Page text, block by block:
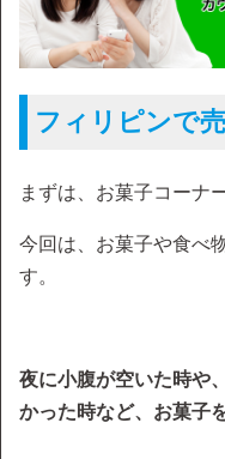
フィリピンで
まずは、お菓子コーナ
今回は、お菓子や食べ
す。
夜に小腹が空いた時や
かった時など、お菓子